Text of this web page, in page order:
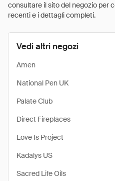
consultare il sito del negozio per
recenti e i dettagli completi.
Vedi altri negozi
Amen
National Pen UK
Palate Club
Direct Fireplaces
Love Is Project
Kadalys US
Sacred Life Oils